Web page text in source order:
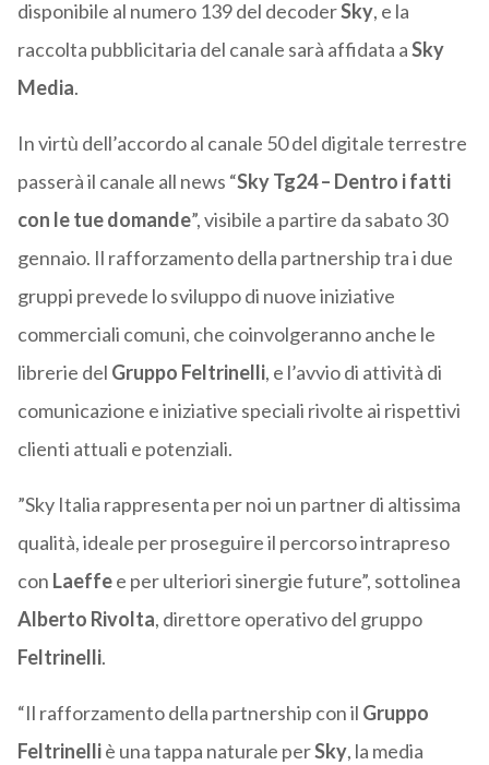
disponibile al numero 139 del decoderSky, e la
raccolta pubblicitaria del canale sarà affidata aSky
Media.
In virtù dell’accordo al canale 50 del digitale terrestre
passerà il canale all news “Sky Tg24 – Dentro i fatti
con le tue domande”, visibile a partire da sabato 30
gennaio. Il rafforzamento della partnership tra i due
gruppi prevede lo sviluppo di nuove iniziative
commerciali comuni, che coinvolgeranno anche le
librerie del Gruppo Feltrinelli, e l’avvio di attività di
comunicazione e iniziative speciali rivolte ai rispettivi
clienti attuali e potenziali.
”Sky Italia rappresenta per noi un partner di altissima
qualità, ideale per proseguire il percorso intrapreso
con Laeffee per ulteriori sinergie future”, sottolinea
Alberto Rivolta, direttore operativo del gruppo
Feltrinelli.
“Il rafforzamento della partnership con il Gruppo
Feltrinelliè una tappa naturale perSky, la media